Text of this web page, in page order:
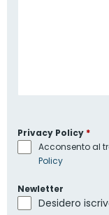
Privacy Policy *
Acconsento al
Policy
Newletter
Desidero